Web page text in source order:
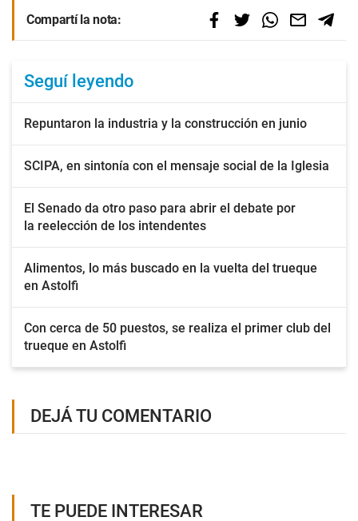
Compartí la nota:
Seguí leyendo
Repuntaron la industria y la construcción en junio
SCIPA, en sintonía con el mensaje social de la Iglesia
El Senado da otro paso para abrir el debate por
la reelección de los intendentes
Alimentos, lo más buscado en la vuelta del trueque
en Astolfi
Con cerca de 50 puestos, se realiza el primer club del
trueque en Astolfi
DEJÁ TU COMENTARIO
TE PUEDE INTERESAR